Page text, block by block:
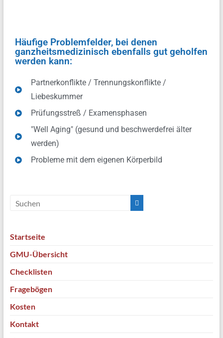
Häufige Problemfelder, bei denen
ganzheitsmedizinisch ebenfalls gut geholfen
werden kann:
Partnerkonflikte / Trennungskonflikte /
Liebeskummer
Prüfungsstreß / Examensphasen
"Well Aging" (gesund und beschwerdefrei älter
werden)
Probleme mit dem eigenen Körperbild
Startseite
GMU-Übersicht
Checklisten
Fragebögen
Kosten
Kontakt